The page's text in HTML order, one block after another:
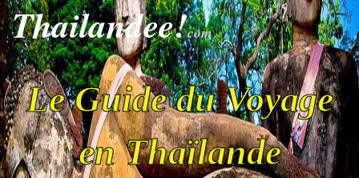
Thailandee!com
Le Guide du Voyage
en Thaïlande